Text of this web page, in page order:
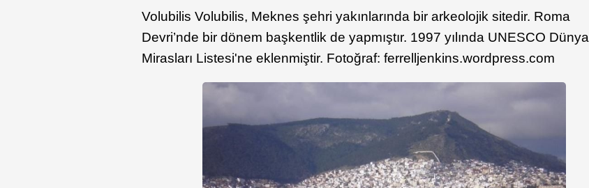
Volubilis Volubilis, Meknes şehri yakınlarında bir arkeolojik sitedir. Roma
Devri’nde bir dönem başkentlik de yapmıştır. 1997 yılında UNESCO Dünya
Mirasları Listesi'ne eklenmiştir. Fotoğraf: ferrelljenkins.wordpress.com